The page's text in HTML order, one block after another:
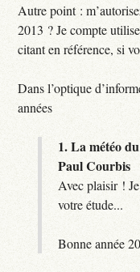
Autre point :
2013 ? Je compte
citant en référence, si
Dans l’optique
années
1.La météo
Paul Courbis
Avec plaisir !
votre étude...
Bonne année